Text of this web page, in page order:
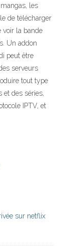
les
de télécharger
voir la bande
Un addon
peut être
serveurs
tout type
des séries,
IPTV, et
sur netflix